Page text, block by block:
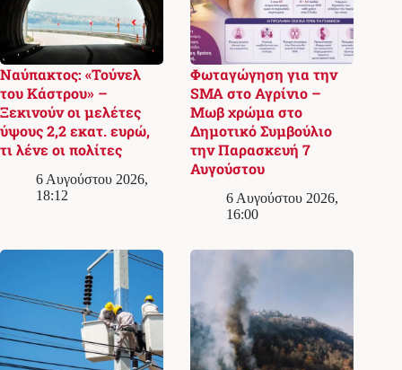
Ναύπακτος: «Τούνελ
του Κάστρου» –
Ξεκινούν οι μελέτες
ύψους 2,2 εκατ. ευρώ,
τι λένε οι πολίτες
6 Αυγούστου 2026,
18:12
Φωταγώγηση για την
SMA στο Αγρίνιο –
Μωβ χρώμα στο
Δημοτικό Συμβούλιο
την Παρασκευή 7
Αυγούστου
6 Αυγούστου 2026,
16:00